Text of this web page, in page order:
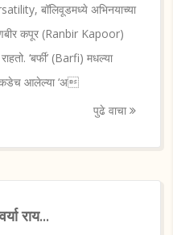
बॉलिवूडमध्ये अभिनयाच्या
कपूर (Ranbir Kapoor)
‘बर्फी’ (Barfi) मधल्या
आलेल्या ‘अ
पुढे वाचा
राय...